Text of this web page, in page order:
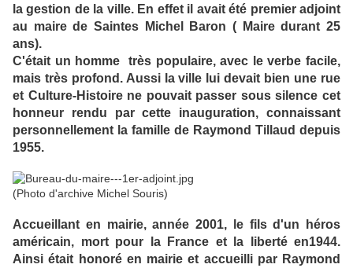
la gestion de la ville. En effet il avait été premier adjoint
au maire de Saintes Michel Baron ( Maire durant 25
ans).
C'était un homme très populaire, avec le verbe facile,
mais très profond. Aussi la ville lui devait bien une rue
et Culture-Histoire ne pouvait passer sous silence cet
honneur rendu par cette inauguration, connaissant
personnellement la famille de Raymond Tillaud depuis
1955.
(Photo d'archive Michel Souris)
Accueillant en mairie, année 2001, le fils d'un héros
américain, mort pour la France et la liberté en1944.
Ainsi était honoré en mairie et accueilli par Raymond